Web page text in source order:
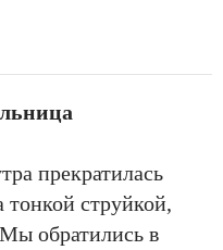
прекратилась
струйкой,
обратились в